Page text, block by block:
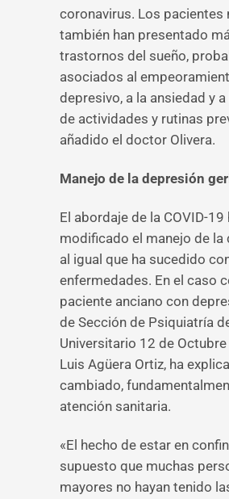
coronavirus. Los pacientes
también han presentado
trastornos del sueño,
asociados al
depresivo, a la ansiedad y
de actividades y rutinas
añadido el doctor Olivera.
Manejo de la depresión
El abordaje de la COVID-19
modificado el manejo de la
al igual que ha sucedido
enfermedades. En el caso
paciente anciano con
de Sección de Psiquiatría
Universitario 12 de
Luis Agüera Ortiz, ha
cambiado,
atención sanitaria.
«El hecho de estar en
supuesto que muchas
mayores no hayan tenido